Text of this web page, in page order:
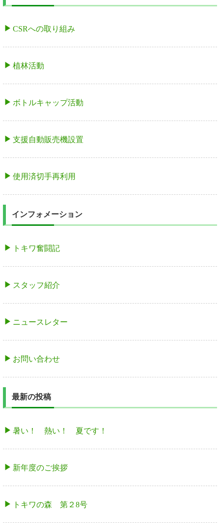
CSRへの取り組み
植林活動
ボトルキャップ活動
支援自動販売機設置
使用済切手再利用
インフォメーション
トキワ奮闘記
スタッフ紹介
ニュースレター
お問い合わせ
最新の投稿
暑い！ 熱い！ 夏です！
新年度のご挨拶
トキワの森 第２8号